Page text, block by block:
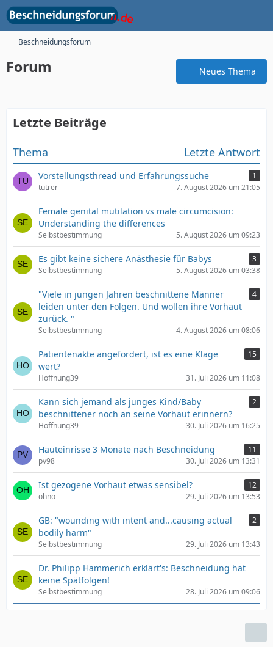
Beschneidungsforum
Forum Neues Thema
Letzte Beiträge
Thema Letzte Antwort
Vorstellungsthread und Erfahrungssuche
1
tutrer
7. August 2026 um 21:05
Female genital mutilation vs male circumcision:
Understanding the differences
Selbstbestimmung 5. August 2026 um 09:23
Es gibt keine sichere Anästhesie für Babys
3
Selbstbestimmung
5. August 2026 um 03:38
"Viele in jungen Jahren beschnittene Männer
leiden unter den Folgen. Und wollen ihre Vorhaut
zurück. "
4
Selbstbestimmung 4. August 2026 um 08:06
Patientenakte angefordert, ist es eine Klage
wert?
15
Hoffnung39 31. Juli 2026 um 11:08
Kann sich jemand als junges Kind/Baby
beschnittener noch an seine Vorhaut erinnern?
2
Hoffnung39 30. Juli 2026 um 16:25
Hauteinrisse 3 Monate nach Beschneidung
11
pv98
30. Juli 2026 um 13:31
Ist gezogene Vorhaut etwas sensibel?
12
ohno
29. Juli 2026 um 13:53
GB: "wounding with intent and...causing actual
bodily harm"
2
Selbstbestimmung 29. Juli 2026 um 13:43
Dr. Philipp Hammerich erklärt's: Beschneidung hat
keine Spätfolgen!
Selbstbestimmung 28. Juli 2026 um 09:06